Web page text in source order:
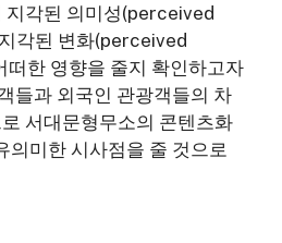
지각된 의미성(perceived
각된 변화(perceived
한 영향을 줄지 확인하고자
들과 외국인 관광객들의 차
서대문형무소의 콘텐츠화
의미한 시사점을 줄 것으로